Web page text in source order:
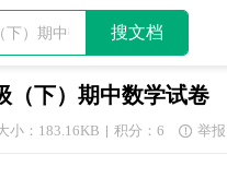
搜文档
（下）期中数学试卷
小：183.16KB 积分：6  举报